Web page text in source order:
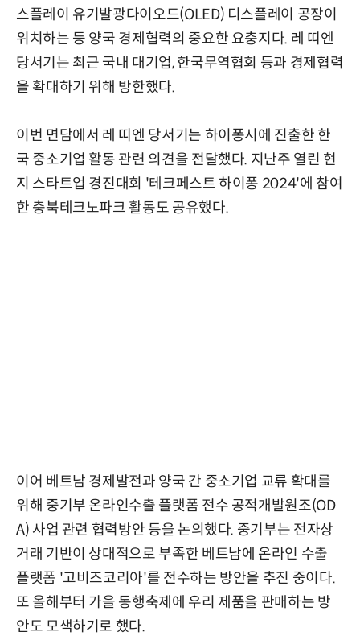
스플레이 유기발광다이오드(OLED) 디스플레이 공장이
위치하는 등 양국 경제협력의 중요한 요충지다. 레 띠엔
당서기는 최근 국내 대기업, 한국무역협회 등과 경제협력
을 확대하기 위해 방한했다.
이번 면담에서 레 띠엔 당서기는 하이퐁시에 진출한 한
국 중소기업 활동 관련 의견을 전달했다. 지난주 열린 현
지 스타트업 경진대회 '테크페스트 하이퐁 2024'에 참여
한 충북테크노파크 활동도 공유했다.
이어 베트남 경제발전과 양국 간 중소기업 교류 확대를
위해 중기부 온라인수출 플랫폼 전수 공적개발원조(OD
A) 사업 관련 협력방안 등을 논의했다. 중기부는 전자상
거래 기반이 상대적으로 부족한 베트남에 온라인 수출
플랫폼 '고비즈코리아'를 전수하는 방안을 추진 중이다.
또 올해부터 가을 동행축제에 우리 제품을 판매하는 방
안도 모색하기로 했다.